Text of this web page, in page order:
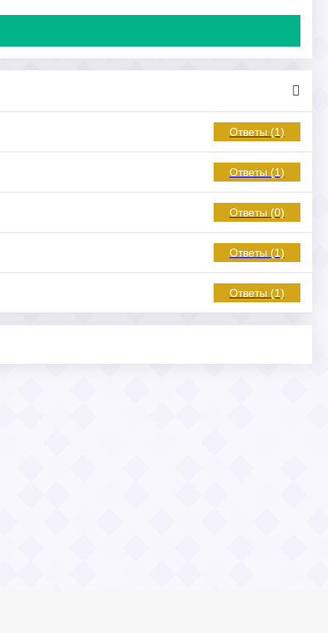
Ответы (1)
Ответы (1)
Ответы (0)
Ответы (1)
Ответы (1)